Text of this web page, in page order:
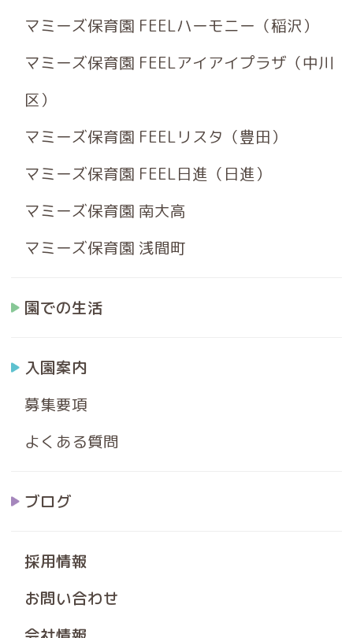
マミーズ保育園 FEELハーモニー（稲沢）
マミーズ保育園 FEELアイアイプラザ（中川
区）
マミーズ保育園 FEELリスタ（豊田）
マミーズ保育園 FEEL日進（日進）
マミーズ保育園 南大高
マミーズ保育園 浅間町
園での生活
入園案内
募集要項
よくある質問
ブログ
採用情報
お問い合わせ